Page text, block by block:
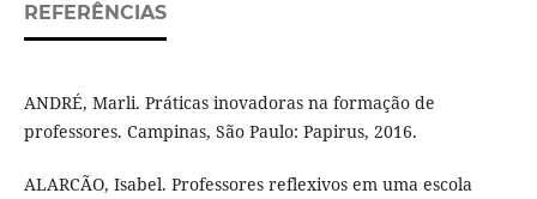
REFERÊNCIAS
ANDRÉ, Marli. Práticas inovadoras na formação de
professores. Campinas, São Paulo: Papirus, 2016.
ALARCÃO, Isabel. Professores reflexivos em uma escola